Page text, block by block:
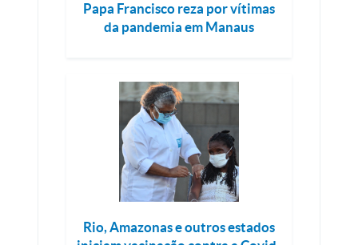
Papa Francisco reza por vítimas
da pandemia em Manaus
Rio, Amazonas e outros estados